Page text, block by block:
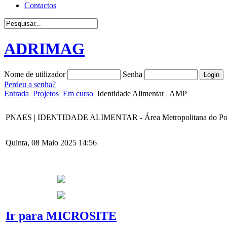
Contactos
ADRIMAG
Nome de utilizador
Senha
Perdeu a senha?
Entrada Projetos Em curso Identidade Alimentar | AMP
PNAES | IDENTIDADE ALIMENTAR - Área Metropolitana do
Quinta, 08 Maio 2025 14:56
Ir para MICROSITE